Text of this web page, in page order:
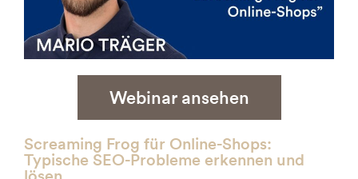
Webinar ansehen
Screaming Frog für Online-Shops:
Typische SEO-Probleme erkennen und